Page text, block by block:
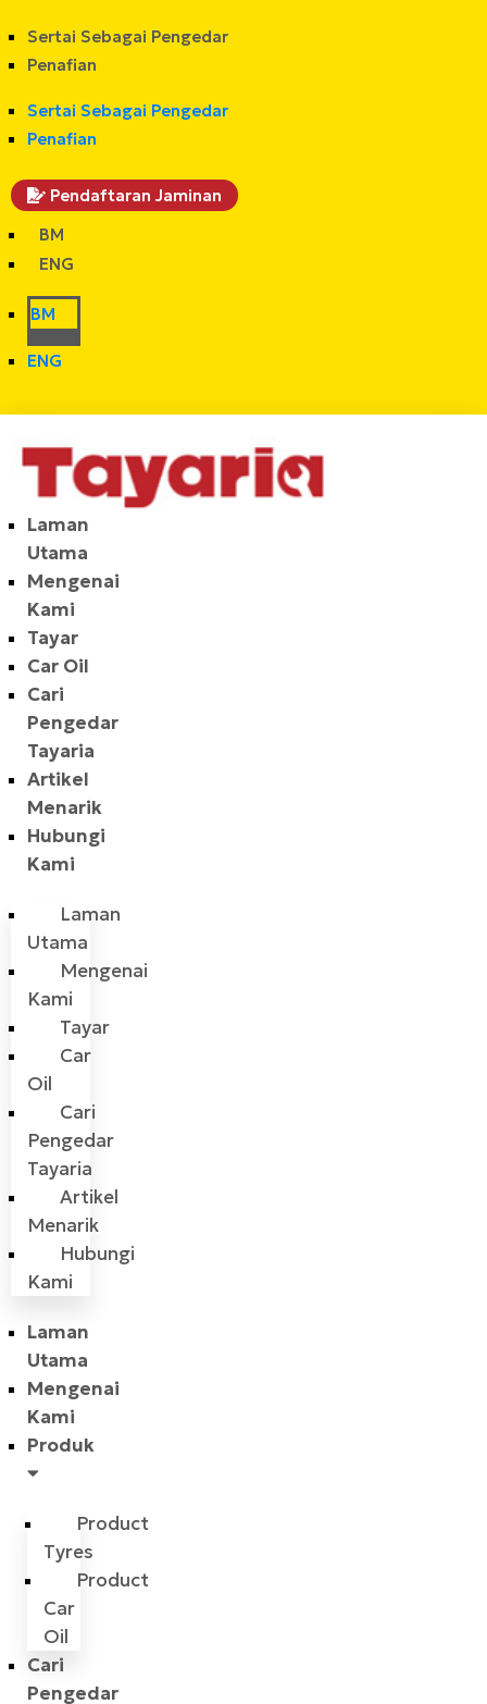
Sertai Sebagai Pengedar
Penafian
Sertai Sebagai Pengedar
Penafian
Pendaftaran Jaminan
BM
ENG
BM
ENG
Laman
Utama
Mengenai
Kami
Tayar
Car Oil
Cari
Pengedar
Tayaria
Artikel
Menarik
Hubungi
Kami
Laman
Utama
Mengenai
Kami
Tayar
Car
Oil
Cari
Pengedar
Tayaria
Artikel
Menarik
Hubungi
Kami
Laman
Utama
Mengenai
Kami
Produk
Product
Tyres
Product
Car
Oil
Cari
Pengedar